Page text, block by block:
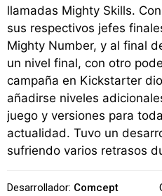
llamadas Mighty Skills.
sus respectivos jefes
Mighty Number, y al final
un nivel final, con otro
campaña en Kickstarter
añadirse niveles
juego y versiones para
actualidad. Tuvo un
sufriendo varios retrasos
Desarrollador: Comcept